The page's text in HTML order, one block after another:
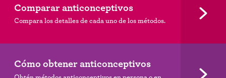
Comparar anticonceptivos
Compara los detalles de cada uno de los métodos.
Cómo obtener anticonceptivos